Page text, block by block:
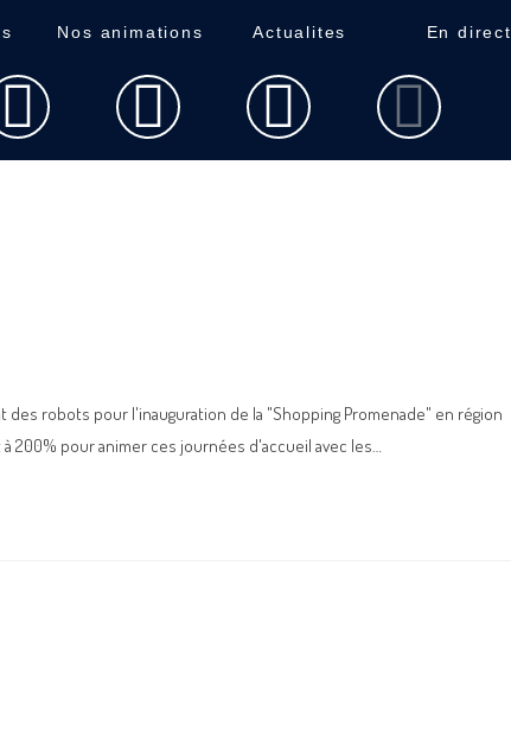
Nos animations Actualites En direct
des robots pour l'inauguration de la "Shopping Promenade" en région
200% pour animer ces journées d'accueil avec les…